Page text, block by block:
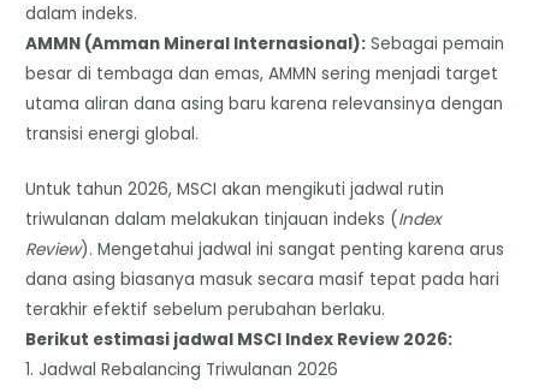
dalam indeks.
​AMMN (Amman Mineral Internasional): Sebagai pemain
besar di tembaga dan emas, AMMN sering menjadi target
utama aliran dana asing baru karena relevansinya dengan
transisi energi global.
Untuk tahun 2026, MSCI akan mengikuti jadwal rutin
triwulanan dalam melakukan tinjauan indeks (Index
Review). Mengetahui jadwal ini sangat penting karena arus
dana asing biasanya masuk secara masif tepat pada hari
terakhir efektif sebelum perubahan berlaku.
​Berikut estimasi jadwal MSCI Index Review 2026:
​1. Jadwal Rebalancing Triwulanan 2026